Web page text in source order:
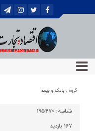
گروه : بانک و بیمه
شناسه : 195470
167 بازدید